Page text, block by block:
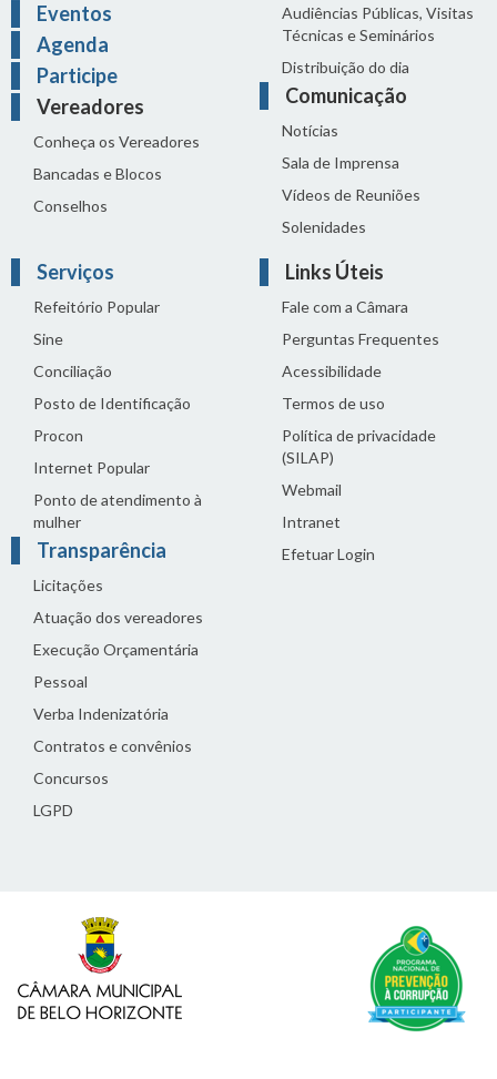
Eventos
Agenda
Participe
Vereadores
Conheça os Vereadores
Bancadas e Blocos
Conselhos
Audiências Públicas, Visitas
Técnicas e Seminários
Distribuição do dia
Comunicação
Notícias
Sala de Imprensa
Vídeos de Reuniões
Solenidades
Serviços
Refeitório Popular
Sine
Conciliação
Posto de Identificação
Procon
Internet Popular
Ponto de atendimento à
mulher
Transparência
Licitações
Atuação dos vereadores
Execução Orçamentária
Pessoal
Verba Indenizatória
Contratos e convênios
Concursos
LGPD
Links Úteis
Fale com a Câmara
Perguntas Frequentes
Acessibilidade
Termos de uso
Política de privacidade
(SILAP)
Webmail
Intranet
Efetuar Login